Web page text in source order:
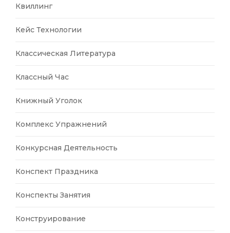
Квиллинг
Кейс Технологии
Классическая Литература
Классный Час
Книжный Уголок
Комплекс Упражнений
Конкурсная Деятельность
Конспект Праздника
Конспекты Занятия
Конструирование